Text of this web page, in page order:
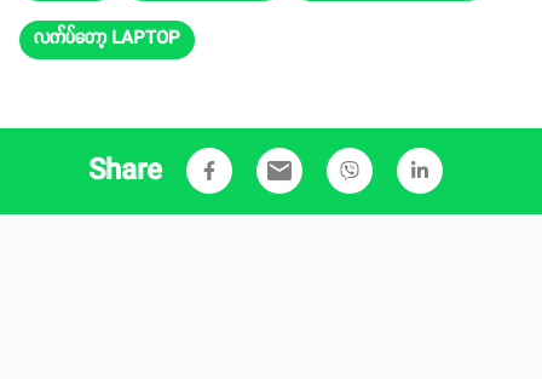
လက်ပ်တော့ LAPTOP
Share email